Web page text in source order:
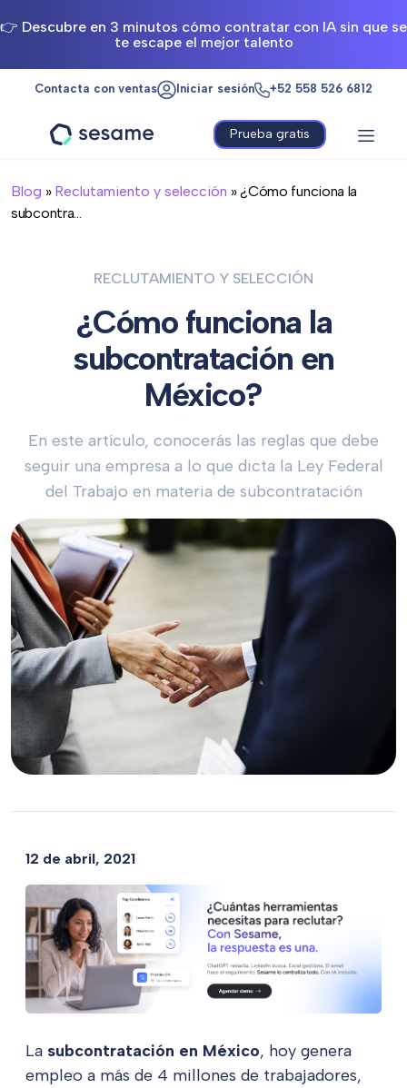
👉 Descubre en 3 minutos cómo contratar con IA sin que se
te escape el mejor talento
Contacta con ventas Iniciar sesión +52 558 526 6812
Prueba gratis
Blog » Reclutamiento y selección » ¿Cómo funciona la
subcontra...
RECLUTAMIENTO Y SELECCIÓN
¿Cómo funciona la
subcontratación en
México?
En este artículo, conocerás las reglas que debe
seguir una empresa a lo que dicta la Ley Federal
del Trabajo en materia de subcontratación
12 de abril, 2021
La subcontratación en México, hoy genera
empleo a más de 4 millones de trabajadores,